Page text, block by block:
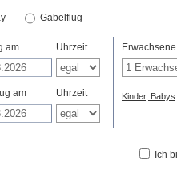
Gabelflug
am Uhrzeit
am Uhrzeit
Erwachsene
Kinder, Babys
Ich